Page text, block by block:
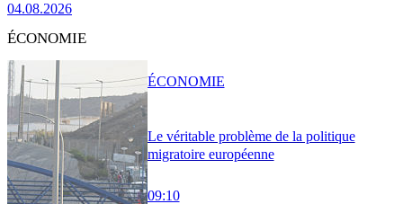
04.08.2026
ÉCONOMIE
Le véritable problème de la politique
migratoire européenne
09:10
ÉCONOMIE